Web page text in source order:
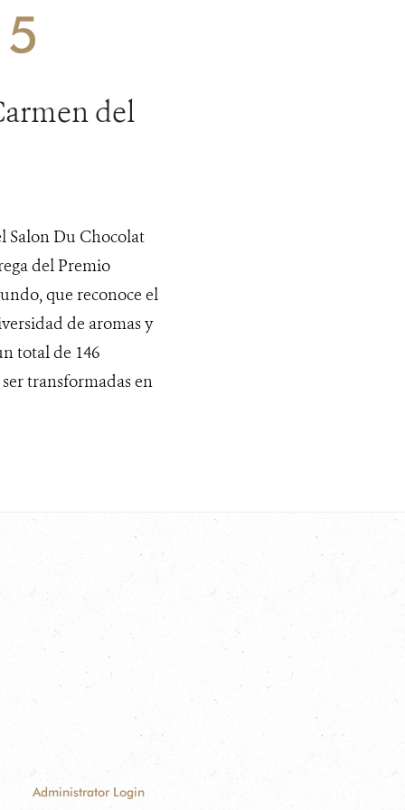
del
Salon Du Chocolat
del Premio
que reconoce el
de aromas y
total de 146
transformadas en
Administrator Login